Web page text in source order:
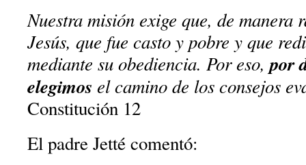
Nuestra misión exige que, de manera
Jesús, que fue casto y pobre y que
mediante su obediencia. Por eso,por
elegimos el camino de los consejos
Constitución 12
El padre Jetté comentó: